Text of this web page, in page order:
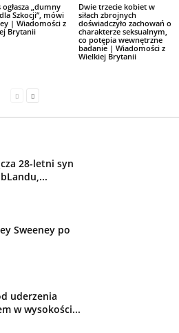
ogłasza „dumny
Szkocji”, mówi
| Wiadomości z
Brytanii
Dwie trzecie kobiet w
siłach zbrojnych
doświadczyło zachowań o
charakterze seksualnym,
co potępia wewnętrzne
badanie | Wiadomości z
Wielkiej Brytanii
28-letni syn
Sweeney po
uderzenia
w wysokości...